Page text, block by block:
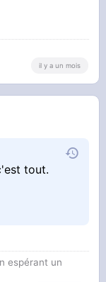
il y a un mois
tout.
espérant un